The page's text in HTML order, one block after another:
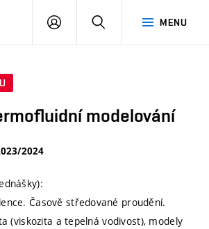
MENU
PŘIHLÁSIT
modelování
2024
Časově středované proudění.
(viskozita a tepelná vodivost), modely